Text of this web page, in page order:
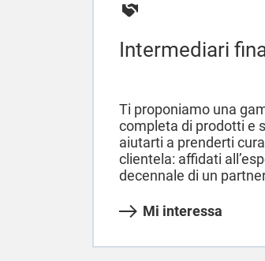
Intermediari
Ti proponiamo una
completa di prodotti e
aiutarti a prenderti
clientela: affidati
decennale di un
Mi interessa